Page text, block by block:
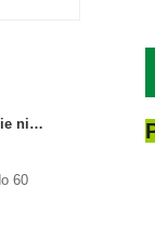
Fabryczne bezpośrednie niestandardowe kulki świąteczne duże ozdoby duże bombki 15 cm - 60 cm kulki logo Xmas
60